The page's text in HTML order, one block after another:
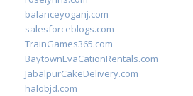
balanceyoganj.com
salesforceblogs.com
TrainGames365.com
BaytownEvaCationRentals.com
JabalpurCakeDelivery.com
halobjd.com